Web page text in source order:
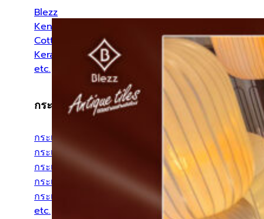
Blezz
Kenzai
Cotto
Kera
etc.
กระเบื้องประเภทต่างๆ
กระเบื้องสระว่ายน้ำ
กระเบื้องลายโบราณ
กระเบื้องแกรนิตโต้
กระเบื้อง Porcelain
กระเบื้องโมเสค
etc.